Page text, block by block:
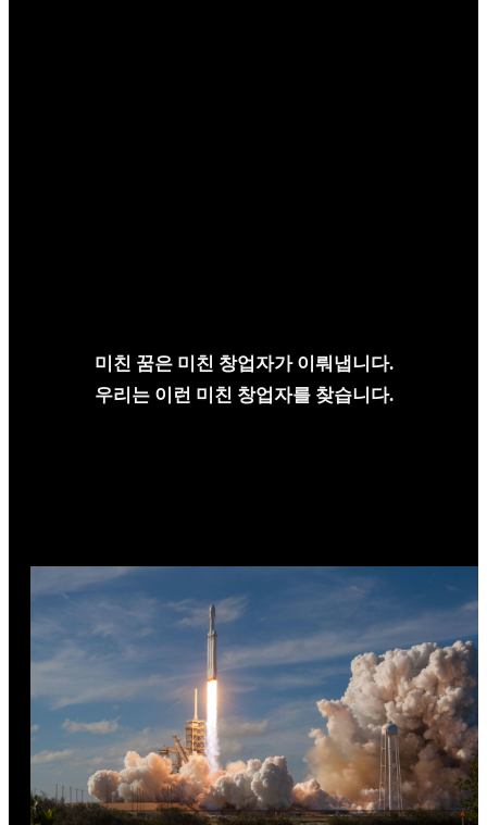
미친 꿈은 미친 창업자가 이뤄냅니다.
우리는 이런 미친 창업자를 찾습니다.